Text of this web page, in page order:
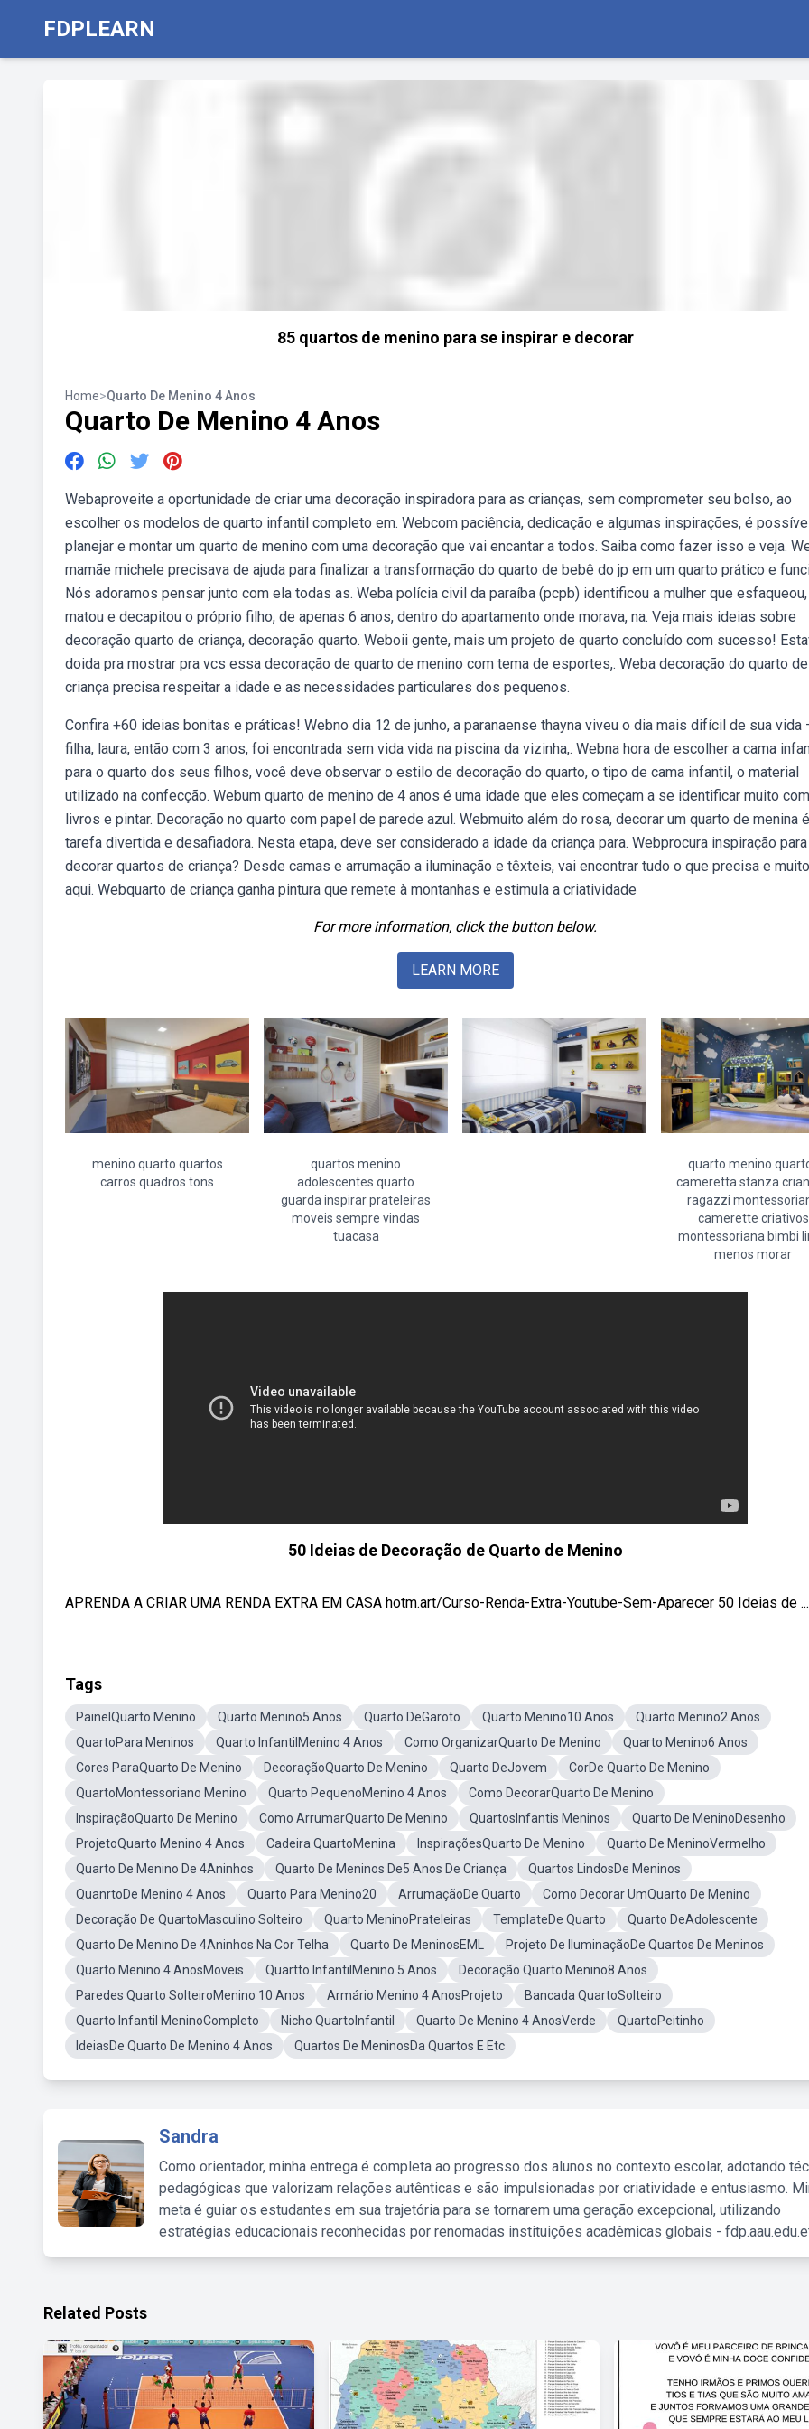
FDPLEARN
85 quartos de menino para se inspirar e decorar
Home>Quarto De Menino 4 Anos
Quarto De Menino 4 Anos
Webaproveite a oportunidade de criar uma decoração inspiradora para as crianças, sem comprometer seu bolso, ao
escolher os modelos de quarto infantil completo em. Webcom paciência, dedicação e algumas inspirações, é
planejar e montar um quarto de menino com uma decoração que vai encantar a todos. Saiba como fazer isso e veja.
mamãe michele precisava de ajuda para finalizar a transformação do quarto de bebê do jp em um quarto prático e
Nós adoramos pensar junto com ela todas as. Weba polícia civil da paraíba (pcpb) identificou a mulher que esfaqueou,
matou e decapitou o próprio filho, de apenas 6 anos, dentro do apartamento onde morava, na. Veja mais ideias sobre
decoração quarto de criança, decoração quarto. Weboii gente, mais um projeto de quarto concluído com sucesso!
doida pra mostrar pra vcs essa decoração de quarto de menino com tema de esportes,. Weba decoração do quarto de
criança precisa respeitar a idade e as necessidades particulares dos pequenos.
Confira +60 ideias bonitas e práticas! Webno dia 12 de junho, a paranaense thayna viveu o dia mais difícil de sua vida
filha, laura, então com 3 anos, foi encontrada sem vida vida na piscina da vizinha,. Webna hora de escolher a cama
para o quarto dos seus filhos, você deve observar o estilo de decoração do quarto, o tipo de cama infantil, o material
utilizado na confecção. Webum quarto de menino de 4 anos é uma idade que eles começam a se identificar muito com
livros e pintar. Decoração no quarto com papel de parede azul. Webmuito além do rosa, decorar um quarto de menina
tarefa divertida e desafiadora. Nesta etapa, deve ser considerado a idade da criança para. Webprocura inspiração para
decorar quartos de criança? Desde camas e arrumação a iluminação e têxteis, vai encontrar tudo o que precisa e
aqui. Webquarto de criança ganha pintura que remete à montanhas e estimula a criatividade
For more information, click the button below.
LEARN MORE
menino quarto quartos
carros quadros tons
quartos menino
adolescentes quarto
guarda inspirar prateleiras
moveis sempre vindas
tuacasa
quarto menino
cameretta stanza
ragazzi
camerette criativos
montessoriana bimbi
menos morar
50 Ideias de Decoração de Quarto de Menino
APRENDA A CRIAR UMA RENDA EXTRA EM CASA hotm.art/Curso-Renda-Extra-Youtube-Sem-Aparecer 50 Ideias de ...
Tags
PainelQuarto Menino Quarto Menino5 Anos Quarto DeGaroto Quarto Menino10 Anos
Quarto Menino2 Anos
QuartoPara Meninos
Quarto InfantilMenino 4 Anos Como OrganizarQuarto De Menino
Quarto Menino6 Anos
Cores ParaQuarto De Menino
DecoraçãoQuarto De Menino Quarto DeJovem
CorDe Quarto De Menino
QuartoMontessoriano Menino
Quarto PequenoMenino 4 Anos
Como DecorarQuarto De Menino
InspiraçãoQuarto De Menino
Como ArrumarQuarto De Menino QuartosInfantis Meninos
Quarto De MeninoDesenho
ProjetoQuarto Menino 4 Anos
Cadeira QuartoMenina InspiraçõesQuarto De Menino
Quarto De MeninoVermelho
Quarto De Menino De 4Aninhos
Quarto De Meninos De5 Anos De Criança
Quartos LindosDe Meninos
QuanrtoDe Menino 4 Anos
Quarto Para Menino20 ArrumaçãoDe Quarto
Como Decorar UmQuarto De Menino
Decoração De QuartoMasculino Solteiro
Quarto MeninoPrateleiras TemplateDe Quarto
Quarto DeAdolescente
Quarto De Menino De 4Aninhos Na Cor Telha
Quarto De MeninosEML
Projeto De IluminaçãoDe Quartos De Meninos
Quarto Menino 4 AnosMoveis
Quartto InfantilMenino 5 Anos
Decoração Quarto Menino8 Anos
Paredes Quarto SolteiroMenino 10 Anos
Armário Menino 4 AnosProjeto
Bancada QuartoSolteiro
Quarto Infantil MeninoCompleto
Nicho QuartoInfantil Quarto De Menino 4 AnosVerde
QuartoPeitinho
IdeiasDe Quarto De Menino 4 Anos
Quartos De MeninosDa Quartos E Etc
Sandra
Como orientador, minha entrega é completa ao progresso dos alunos no contexto escolar, adotando
pedagógicas que valorizam relações autênticas e são impulsionadas por criatividade e entusiasmo.
meta é guiar os estudantes em sua trajetória para se tornarem uma geração excepcional, utilizando
estratégias educacionais reconhecidas por renomadas instituições acadêmicas globais -
Related Posts